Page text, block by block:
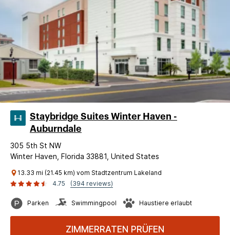
Staybridge Suites Winter Haven -
Auburndale
305 5th St NW
Winter Haven, Florida 33881, United States
13.33 mi (21.45 km) vom Stadtzentrum Lakeland
4.75
(394 reviews)
Parken Swimmingpool Haustiere erlaubt
ZIMMERRATEN PRÜFEN